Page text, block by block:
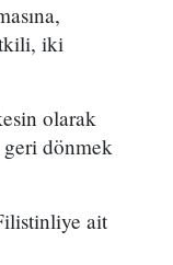
iki
olarak
geri dönmek
ait